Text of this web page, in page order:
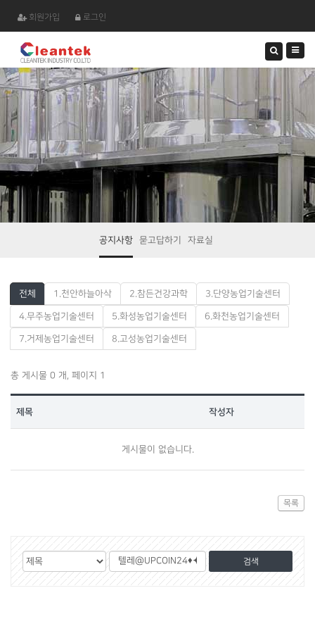
회원가입 로그인
검
색
하
기
공지사항 묻고답하기 자료실
전체 1.천안하늘아삭 2.참든건강과학 3.단양농업기술센터
4.무주농업기술센터 5.화성농업기술센터 6.화천농업기술센터
7.거제농업기술센터 8.고성농업기술센터
총 게시물 0 개, 페이지 1
제목 작성자
게시물이 없습니다.
목록
게
시
검
색
색